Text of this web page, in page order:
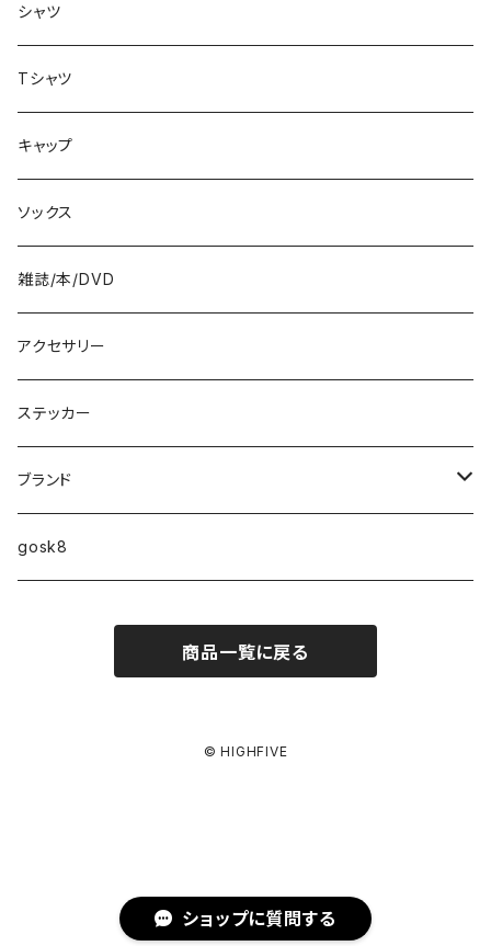
ショップに質問する
バッグ
8.3インチ
8.4インチ
8.5インチ
8.6インチ
8.7インチ
9インチ
9.2インチ
10インチ
ファンシェイプ
シャツ
Tシャツ
キャップ
ソックス
雑誌/本/DVD
アクセサリー
ステッカー
ブランド
HIGHFIVE
MELLOW CONCAVE LOVERS CLUB
NIKE SB ISHOD COLLECTION
gosk8
商品一覧に戻る
© HIGHFIVE